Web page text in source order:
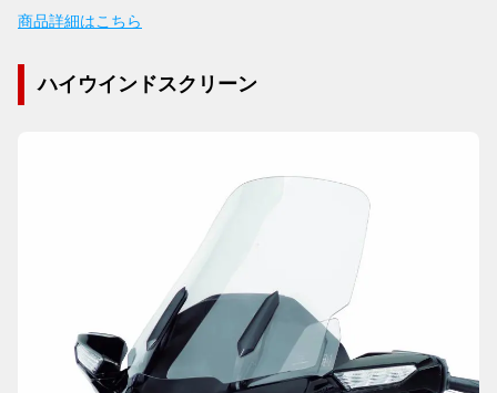
商品詳細はこちら
ハイウインドスクリーン